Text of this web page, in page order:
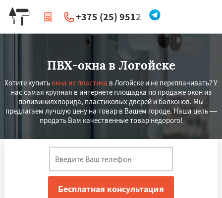
+375 (25) 951234
| Перезвоните мне
ПВХ-окна в Логойске
Хотите купитьокна из пластика в Логойске и не переплачивать? У
нас самая крупная в интернете площадка по продаже окон из
поливинилхлорида, пластиковых дверей и балконов. Мы
предлагаем лучшую цену на товар в Вашем городе. Наша цель —
продать Вам качественные товар недорого!